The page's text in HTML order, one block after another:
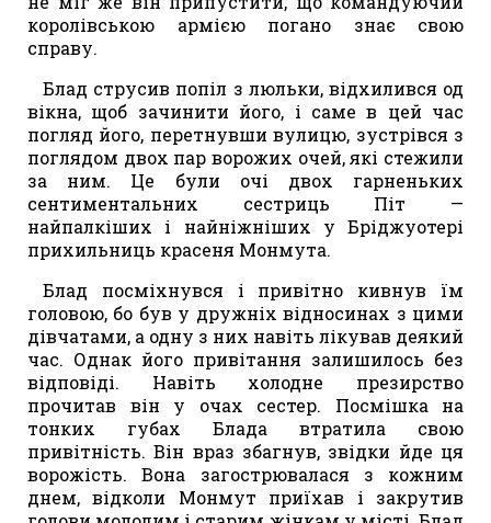
королівською армією погано знає свою
справу.
Блад струсив попіл з люльки, відхилився од
вікна, щоб зачинити його, і саме в цей час
погляд його, перетнувши вулицю, зустрівся з
поглядом двох пар ворожих очей, які стежили
за ним. Це були очі двох гарненьких
сентиментальних сестриць Піт —
найпалкіших і найніжніших у Бріджуотері
прихильниць красеня Монмута.
Блад посміхнувся і привітно кивнув їм
головою, бо був у дружніх відносинах з цими
дівчатами, а одну з них навіть лікував деякий
час. Однак його привітання залишилось без
відповіді. Навіть холодне презирство
прочитав він у очах сестер. Посмішка на
тонких губах Блада втратила свою
привітність. Він враз збагнув, звідки йде ця
ворожість. Вона загострювалася з кожним
днем, відколи Монмут приїхав і закрутив